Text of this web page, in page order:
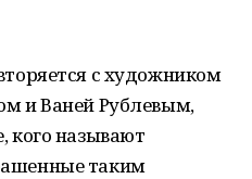
с художником
и Ваней Рублевым,
кого называют
таким